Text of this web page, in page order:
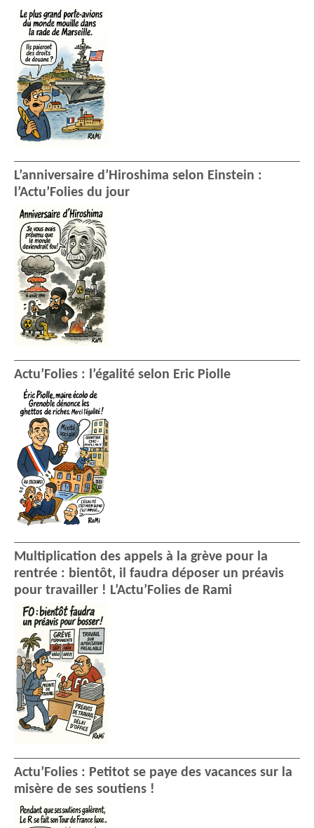
L’anniversaire d’Hiroshima selon Einstein :
l’Actu’Folies du jour
Actu’Folies : l’égalité selon Eric Piolle
Multiplication des appels à la grève pour la
rentrée : bientôt, il faudra déposer un préavis
pour travailler ! L’Actu’Folies de Rami
Actu’Folies : Petitot se paye des vacances sur la
misère de ses soutiens !